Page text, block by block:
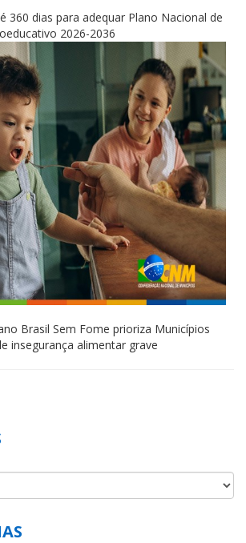
360 dias para adequar Plano Nacional de
2026-2036
Brasil Sem Fome prioriza Municípios
insegurança alimentar grave